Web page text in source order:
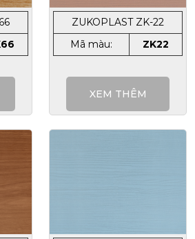
ZUKOPLAST ZK-22
Mã màu:
ZK22
XEM THÊM